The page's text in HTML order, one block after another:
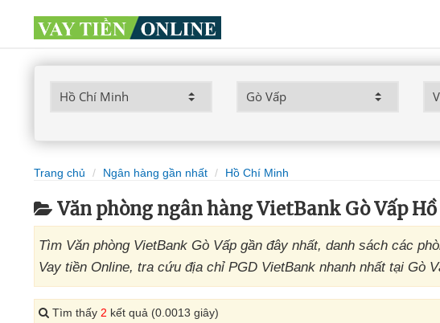
Trang chủ Ngân hàng gần nhất Hồ Chí Minh
Văn phòng ngân hàng VietBank Gò Vấp
Tìm Văn phòng VietBank Gò Vấp gần đây nhất, danh sách các
Vay tiền Online, tra cứu địa chỉ PGD VietBank nhanh nhất tại Gò
Tìm thấy 2 kết quả (0.0013 giây)